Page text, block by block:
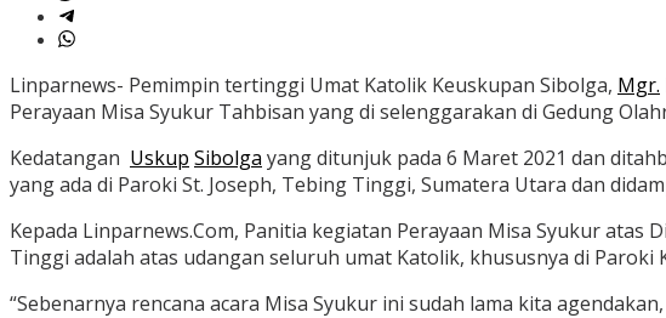
Linparnews- Pemimpin tertinggi Umat Katolik Keuskupan Sibolga, Mgr.
Perayaan Misa Syukur Tahbisan yang di selenggarakan di Gedung
Kedatangan Uskup Sibolga yang ditunjuk pada 6 Maret 2021 dan
yang ada di Paroki St. Joseph, Tebing Tinggi, Sumatera Utara dan
Kepada Linparnews.Com, Panitia kegiatan Perayaan Misa Syukur
Tinggi adalah atas udangan seluruh umat Katolik, khususnya di Paroki
“Sebenarnya rencana acara Misa Syukur ini sudah lama kita